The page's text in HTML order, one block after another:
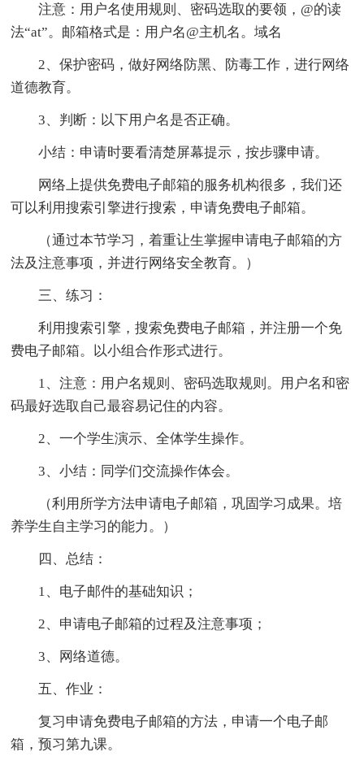
注意：用户名使用规则、密码选取的要领，@的读
法“at”。邮箱格式是：用户名@主机名。域名
2、保护密码，做好网络防黑、防毒工作，进行网络
道德教育。
3、判断：以下用户名是否正确。
小结：申请时要看清楚屏幕提示，按步骤申请。
网络上提供免费电子邮箱的服务机构很多，我们还
可以利用搜索引擎进行搜索，申请免费电子邮箱。
（通过本节学习，着重让生掌握申请电子邮箱的方
法及注意事项，并进行网络安全教育。）
三、练习：
利用搜索引擎，搜索免费电子邮箱，并注册一个免
费电子邮箱。以小组合作形式进行。
1、注意：用户名规则、密码选取规则。用户名和密
码最好选取自己最容易记住的内容。
2、一个学生演示、全体学生操作。
3、小结：同学们交流操作体会。
（利用所学方法申请电子邮箱，巩固学习成果。培
养学生自主学习的能力。）
四、总结：
1、电子邮件的基础知识；
2、申请电子邮箱的过程及注意事项；
3、网络道德。
五、作业：
复习申请免费电子邮箱的方法，申请一个电子邮
箱，预习第九课。